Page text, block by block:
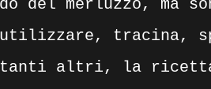
del merluzzo, ma
utilizzare, tracina,
tanti altri, la